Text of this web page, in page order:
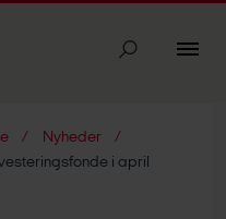
Nyheder
i april